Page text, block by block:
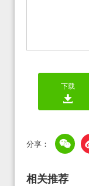
下载
相关推荐